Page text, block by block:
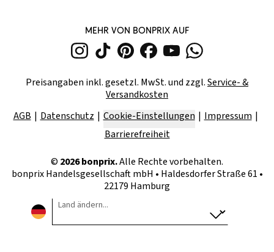
MEHR VON BONPRIX AUF
Preisangaben inkl. gesetzl. MwSt. und zzgl.Service- &
Versandkosten
AGB
Datenschutz Cookie-Einstellungen
Impressum
Barrierefreiheit
© 2026bonprix.Alle Rechte vorbehalten.
bonprix Handelsgesellschaft mbH • Haldesdorfer Straße 61 •
22179 Hamburg
Land ändern...